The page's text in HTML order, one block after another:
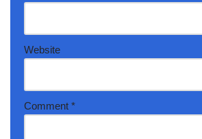
Website
Comment *